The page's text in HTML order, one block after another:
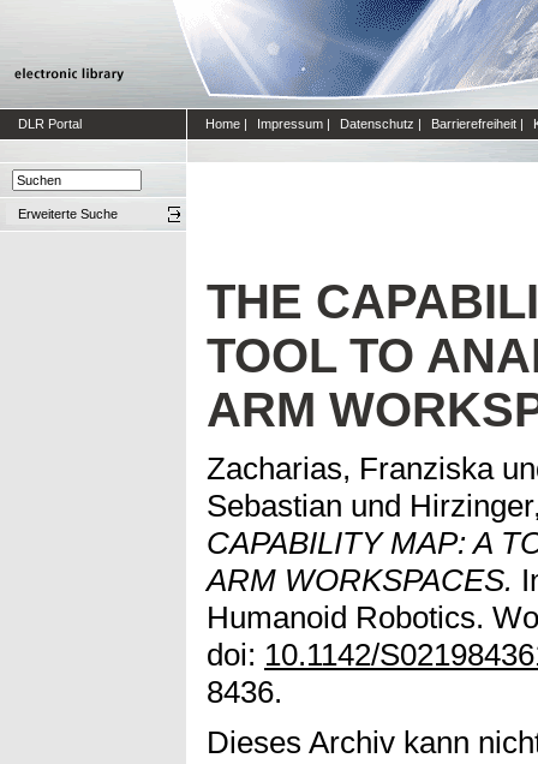
DLR Portal Home | Impressum | Datenschutz | Barrierefreiheit |
Erweiterte Suche
THE
TOOL TO
ARM
Zacharias, Franziska
Sebastian und
CAPABILITY MAP: A
ARM WORKSPACES.
Humanoid Robotics.
doi: 10.1142/
8436.
Dieses Archiv kann